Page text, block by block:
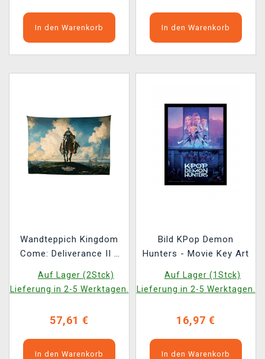
In den Warenkorb In den Warenkorb
Wandteppich Kingdom
Come: Deliverance II -
(Bild auf Textil)
Auf Lager (2Stck)
Lieferung in 2-5 Werktagen.
57,61 €
In den Warenkorb
Bild KPop Demon
Hunters - Movie Key Art
Auf Lager (1Stck)
Lieferung in 2-5 Werktagen.
16,97 €
In den Warenkorb